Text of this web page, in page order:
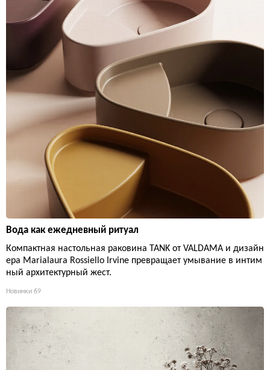
Вода как ежедневный ритуал
Компактная настольная раковина TANK от VALDAMA и дизайн
ера Marialaura Rossiello Irvine превращает умывание в интим
ный архитектурный жест.
Новинки 69